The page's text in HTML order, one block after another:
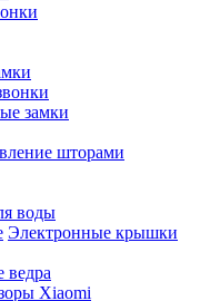
замки
шторами
воды
Электронные крышки
Xiaomi